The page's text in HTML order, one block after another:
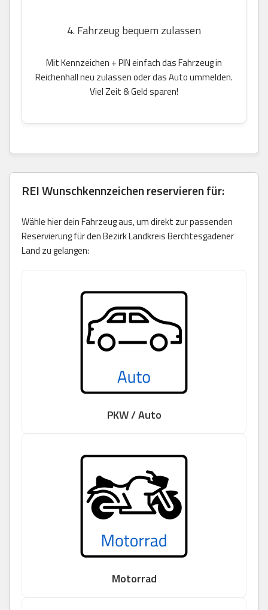
4. Fahrzeug bequem zulassen
Mit Kennzeichen + PIN einfach das Fahrzeug in
Reichenhall neu zulassen oder das Auto ummelden.
Viel Zeit & Geld sparen!
REI Wunschkennzeichen reservieren für:
Wähle hier dein Fahrzeug aus, um direkt zur passenden
Reservierung für den Bezirk Landkreis Berchtesgadener
Land zu gelangen:
PKW / Auto
Motorrad